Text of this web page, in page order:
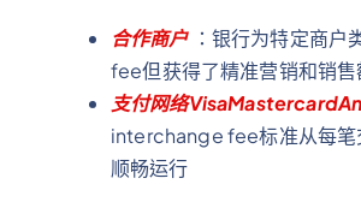
合作商户：银行为特定商户
fee但获得了精准营销和销
支付网络
interchange fee标准从每笔
顺畅运行